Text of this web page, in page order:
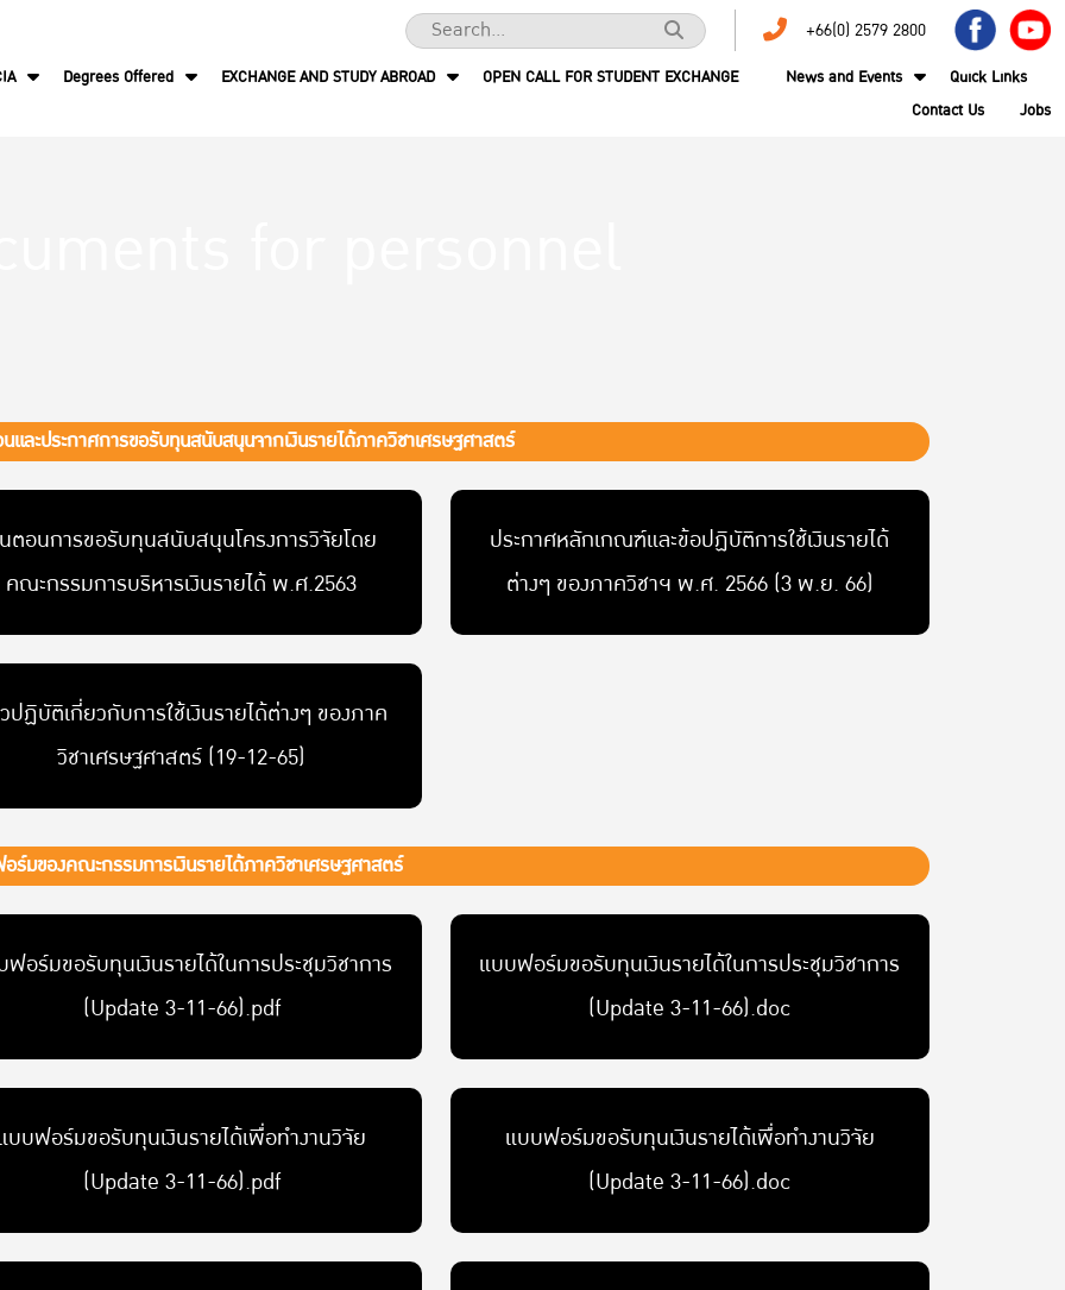
+66(0) 2579 2800
Degrees Offered EXCHANGE AND STUDY ABROAD OPEN CALL FOR STUDENT EXCHANGE News and Events
Quick Links
Contact Us
Jobs
และประกาศการขอรับทุนสนับสนุนจากเงินรายได้ภาควิชาเศรษฐศาสตร์
ตอนการขอรับทุนสนับสนุนโครงการวิจัยโดย
คณะกรรมการบริหารเงินรายได้ พ.ศ.2563
ประกาศหลักเกณฑ์และข้อปฏิบัติการใช้เงินรายได้
ต่างๆ ของภาควิชาฯ พ.ศ. 2566 (3 พ.ย. 66)
ปฏิบัติเกี่ยวกับการใช้เงินรายได้ต่างๆ ของภาค
วิชาเศรษฐศาสตร์ (19-12-65)
ร์มของคณะกรรมการเงินรายได้ภาควิชาเศรษฐศาสตร์
อร์มขอรับทุนเงินรายได้ในการประชุมวิชาการ
(Update 3-11-66).pdf
แบบฟอร์มขอรับทุนเงินรายได้ในการประชุมวิชาการ
(Update 3-11-66).doc
บบฟอร์มขอรับทุนเงินรายได้เพื่อทำงานวิจัย
(Update 3-11-66).pdf
แบบฟอร์มขอรับทุนเงินรายได้เพื่อทำงานวิจัย
(Update 3-11-66).doc